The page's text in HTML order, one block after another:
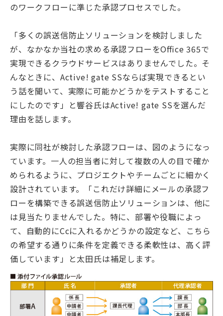
のワークフローに準じた承認プロセスでした。
「多くの誤送信防止ソリューションを検討しました
が、なかなか当社の求める承認フローをOﬃce 365で
実現できるクラウドサービスはありませんでした。そ
んなときに、Active! gate SSならば実現できるとい
う話を聞いて、実際に可能かどうかをテストすること
にしたのです」と響谷氏はActive! gate SSを選んだ
理由を話します。
実際に同社が検討した承認フローは、図のようになっ
ています。一人の担当者に対して複数の人の目で確か
められるように、プロジエクトやチームごとに細かく
設計されています。「これだけ詳細にメールの承認フ
ローを構築できる誤送信防止ソリューションは、他に
は見当たりませんでした。特に、部署や役職によっ
て、自動的にCcに入れるかどうかの設定など、こちら
の希望する通りに条件を定義できる柔軟性は、高く評
価しています」と太田氏は補足します。